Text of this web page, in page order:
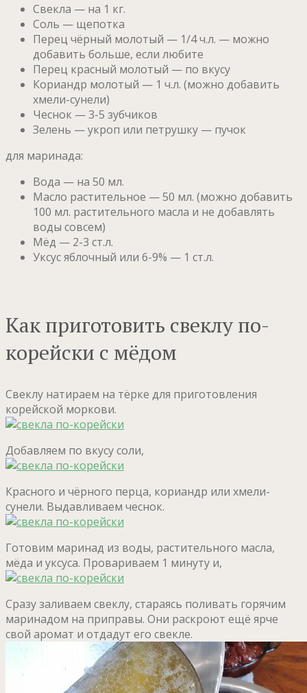
Свекла — на 1 кг.
Соль — щепотка
Перец чёрный молотый — 1/4 ч.л. — можно
добавить больше, если любите
Перец красный молотый — по вкусу
Кориандр молотый — 1 ч.л. (можно добавить
хмели-сунели)
Чеснок — 3-5 зубчиков
Зелень — укроп или петрушку — пучок
для маринада:
Вода — на 50 мл.
Масло растительное — 50 мл. (можно добавить
100 мл. растительного масла и не добавлять
воды совсем)
Мёд — 2-3 ст.л.
Уксус яблочный или 6-9% — 1 ст.л.
Как приготовить свеклу по-
корейски с мёдом
Свеклу натираем на тёрке для приготовления
корейской моркови.
Добавляем по вкусу соли,
Красного и чёрного перца, кориандр или хмели-
сунели. Выдавливаем чеснок.
Готовим маринад из воды, растительного масла,
мёда и уксуса. Провариваем 1 минуту и,
Сразу заливаем свеклу, стараясь поливать горячим
маринадом на приправы. Они раскроют ещё ярче
свой аромат и отдадут его свекле.